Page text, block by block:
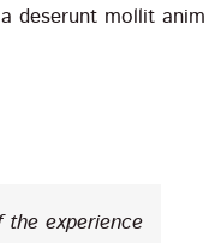
deserunt mollit anim
experience